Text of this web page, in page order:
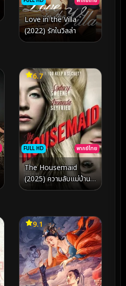
Love in the Villa
(2022) รักในวิลล่า
FULL HD พากย์ไทย
6.7
The Housemaid
(2025) ความลับแม่บ้าน
ร้าย
9.1